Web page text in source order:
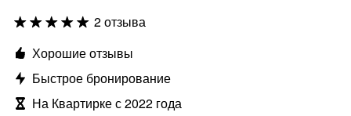
2 отзыва
Хорошие отзывы
Быстрое бронирование
На Квартирке с 2022 года